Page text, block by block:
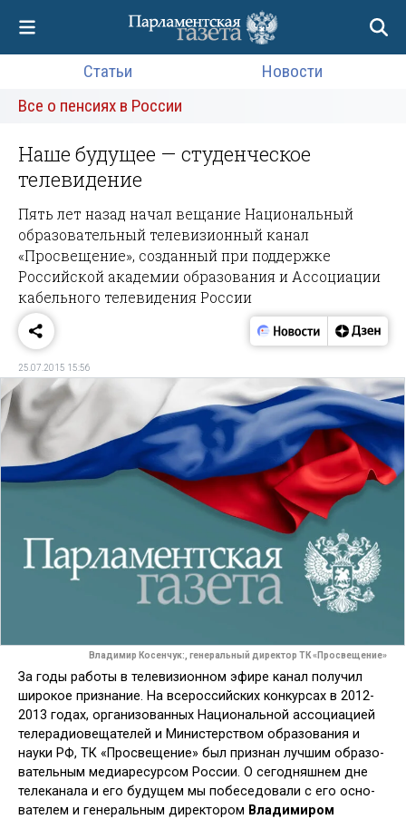
Статьи
Новости
Все о пенсиях в России
Наше будущее — студенческое
телевидение
Пять лет назад начал вещание Национальный
образовательный телевизионный канал
«Просвещение», созданный при поддержке
Российской академии образования и Ассоциации
кабельного телевидения России
25.07.2015 15:56
Владимир Косенчук:, генеральный директор ТК «Просвещение»
За годы работы в телевизионном эфире канал получил
широкое при­знание. На всероссийских конкурсах в 2012-
2013 годах, организованных Национальной ассоциацией
теле­радиовещателей и Министерством образования и
науки РФ, ТК «Просве­щение» был признан лучшим образо­
вательным медиаресурсом России. О сегодняшнем дне
телеканала и его будущем мы побеседовали с его осно­
вателем и генеральным директором Владимиром